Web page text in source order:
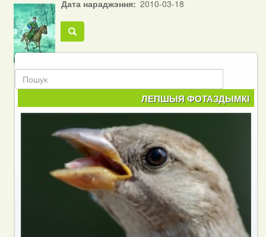
Дата нараджэння
2010-03-18
Пошук
Пошук
ЛЕПШЫЯ ФОТАЗДЫМКІ